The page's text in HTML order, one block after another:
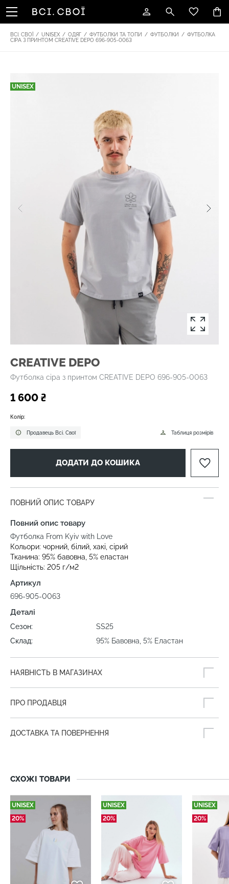
ВСІ. СВОЇ / UNISEX / ОДЯГ / ФУТБОЛКИ ТА ТОПИ / ФУТБОЛКИ / ФУТБОЛКА
СІРА З ПРИНТОМ CREATIVE DEPO 696-905-0063
UNISEX
CREATIVE DEPO
Футболка сіра з принтом CREATIVE DEPO 696-905-0063
1 600 ₴
Продавець Всі. Свої
Колір:
Таблиця розмірів
ДОДАТИ ДО КОШИКА
ПОВНИЙ ОПИС ТОВАРУ
Повний опис товару
Футболка From Kyiv with Love
Кольори: чорний, білий, хакі, сірий
Тканина: 95% бавовна, 5% еластан
Щільність: 205 г/м2
Артикул
696-905-0063
Деталі
Сезон:
SS25
Склад:
95% Бавовна, 5% Еластан
НАЯВНІСТЬ В МАГАЗИНАХ
ПРО ПРОДАВЦЯ
ДОСТАВКА ТА ПОВЕРНЕННЯ
СХОЖІ ТОВАРИ
UNISEX
20%
UNISEX
20%
UNISEX
20%